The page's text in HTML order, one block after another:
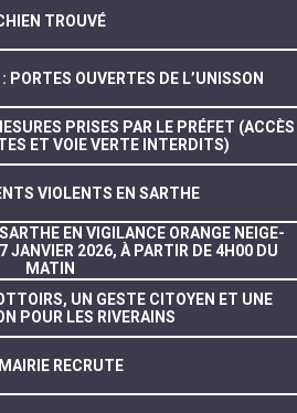
TROUVÉ
PORTES OUVERTES DE L’UNISSON
PRISES PAR LE PRÉFET (ACCÈS
ET VOIE VERTE INTERDITS)
VIOLENTS EN SARTHE
EN VIGILANCE ORANGE NEIGE-
JANVIER 2026, À PARTIR DE 4H00 DU
MATIN
UN GESTE CITOYEN ET UNE
POUR LES RIVERAINS
RECRUTE